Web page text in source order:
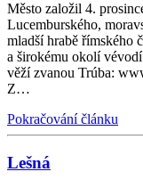
Město založil 4.
Lucemburského,
mladší hrabě římského
a širokému okolí
věží zvanou Trúba:
Z…
Pokračování článku
Lešná